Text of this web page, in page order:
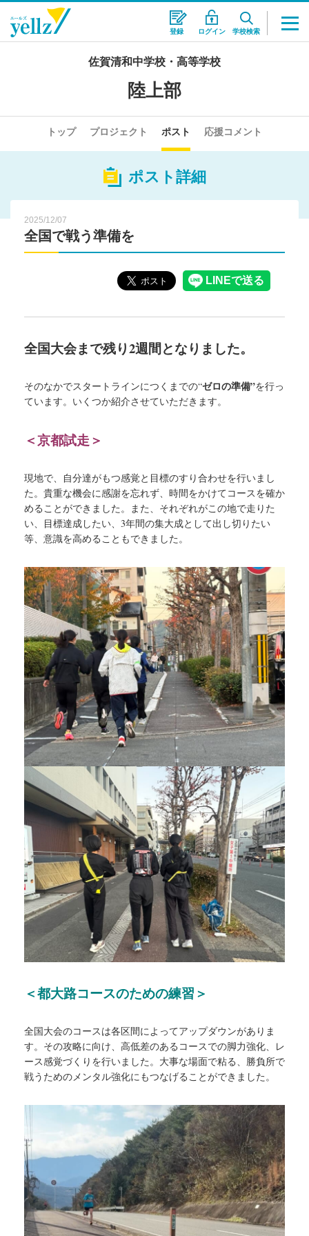
登録 ログイン 学校検索
佐賀清和中学校・高等学校
陸上部
トップ プロジェクト ポスト 応援コメント
ポスト詳細
2025/12/07
全国で戦う準備を
全国大会まで残り2週間となりました。
そのなかでスタートラインにつくまでの“ゼロの準備”を行っ
ています。いくつか紹介させていただきます。
＜京都試走＞
現地で、自分達がもつ感覚と目標のすり合わせを行いまし
た。貴重な機会に感謝を忘れず、時間をかけてコースを確か
めることができました。また、それぞれがこの地で走りた
い、目標達成したい、3年間の集大成として出し切りたい
等、意識を高めることもできました。
＜都大路コースのための練習＞
全国大会のコースは各区間によってアップダウンがありま
す。その攻略に向け、高低差のあるコースでの脚力強化、レ
ース感覚づくりを行いました。大事な場面で粘る、勝負所で
戦うためのメンタル強化にもつなげることができました。